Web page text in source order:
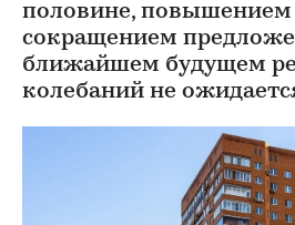
половине, повышением
сокращением
ближайшем будущем
колебаний не